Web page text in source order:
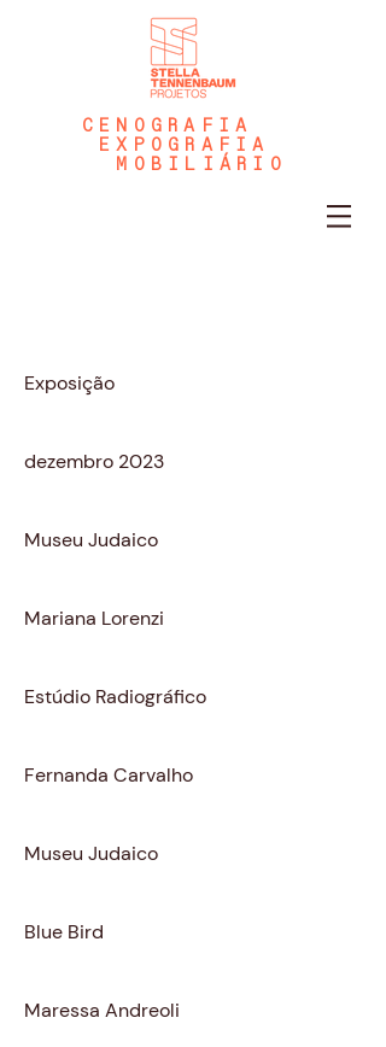
CENOGRAFIA
EXPOGRAFIA
MOBILIÁRIO
Exposição
dezembro 2023
Museu Judaico
Mariana Lorenzi
Estúdio Radiográfico
Fernanda Carvalho
Museu Judaico
Blue Bird
Maressa Andreoli